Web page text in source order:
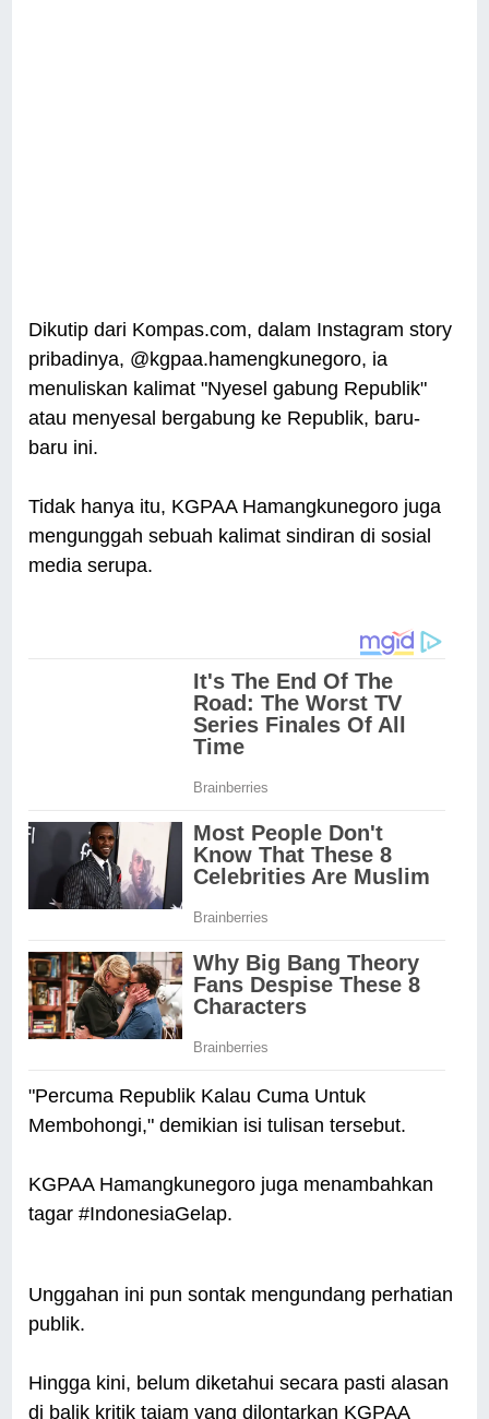
Dikutip dari Kompas.com, dalam Instagram story
pribadinya, @kgpaa.hamengkunegoro, ia
menuliskan kalimat "Nyesel gabung Republik"
atau menyesal bergabung ke Republik, baru-
baru ini.
Tidak hanya itu, KGPAA Hamangkunegoro juga
mengunggah sebuah kalimat sindiran di sosial
media serupa.
"Percuma Republik Kalau Cuma Untuk
Membohongi," demikian isi tulisan tersebut.
KGPAA Hamangkunegoro juga menambahkan
tagar #IndonesiaGelap.
Unggahan ini pun sontak mengundang perhatian
publik.
Hingga kini, belum diketahui secara pasti alasan
di balik kritik tajam yang dilontarkan KGPAA